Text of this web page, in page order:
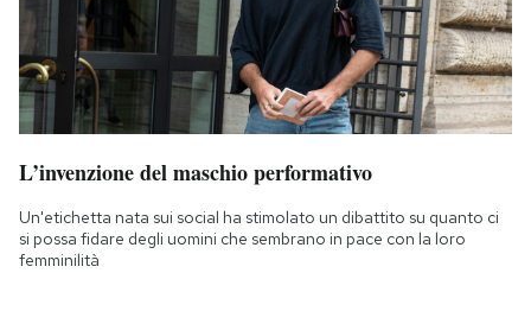
L’invenzione del maschio performativo
Un'etichetta nata sui social ha stimolato un dibattito su quanto ci
si possa fidare degli uomini che sembrano in pace con la loro
femminilità